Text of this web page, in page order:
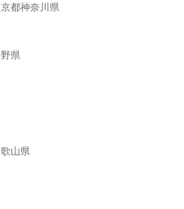
都神奈川県
県
山県